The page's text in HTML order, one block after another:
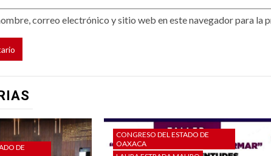
correo electrónico y sitio web en este navegador para la
DE
CONGRESO DEL ESTADO DE
OAXACA